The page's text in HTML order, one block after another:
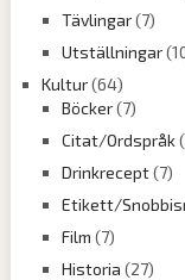
Tävlingar(7)
Utställningar
Kultur(64)
Böcker(7)
Citat/Ordspråk
Drinkrecept(7)
Etikett/
Film (7)
Historia (27)